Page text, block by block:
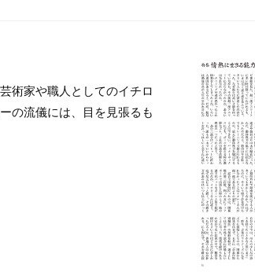
術家や職人としてのイチロ
の流儀には、目を見張るも